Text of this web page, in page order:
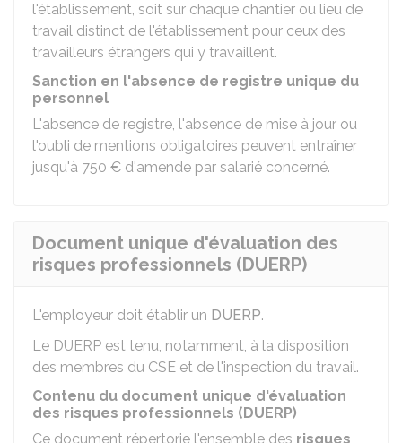
l'établissement, soit sur chaque chantier ou lieu de
travail distinct de l'établissement pour ceux des
travailleurs étrangers qui y travaillent.
Sanction en l'absence de registre unique du
personnel
L'absence de registre, l'absence de mise à jour ou
l'oubli de mentions obligatoires peuvent entraîner
jusqu'à 750 € d'amende par salarié concerné.
Document unique d'évaluation des
risques professionnels (DUERP)
L'employeur doit établir un DUERP.
Le DUERP est tenu, notamment, à la disposition
des membres du CSE et de l'inspection du travail.
Contenu du document unique d'évaluation
des risques professionnels (DUERP)
Ce document répertorie l'ensemble des risques